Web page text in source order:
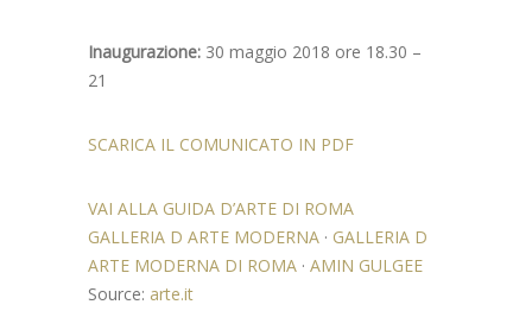
Inaugurazione: 30 maggio 2018 ore 18.30 –
21
SCARICA IL COMUNICATO IN PDF
VAI ALLA GUIDA D’ARTE DI ROMA
GALLERIA D ARTE MODERNA · GALLERIA D
ARTE MODERNA DI ROMA · AMIN GULGEE
Source: arte.it